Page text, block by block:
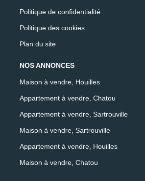
Politique de confidentialité
Politique des cookies
Plan du site
NOS ANNONCES
Maison à vendre, Houilles
Appartement à vendre, Chatou
Appartement à vendre, Sartrouville
Maison à vendre, Sartrouville
Appartement à vendre, Houilles
Maison à vendre, Chatou